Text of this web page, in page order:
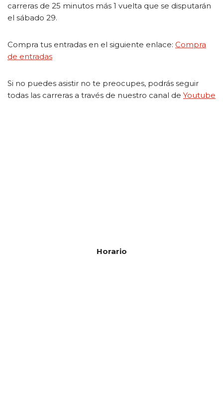
carreras de 25 minutos más 1 vuelta que se disputarán
el sábado 29.
Compra tus entradas en el siguiente enlace: Compra
de entradas
Si no puedes asistir no te preocupes, podrás seguir
todas las carreras a través de nuestro canal de Youtube
Horario